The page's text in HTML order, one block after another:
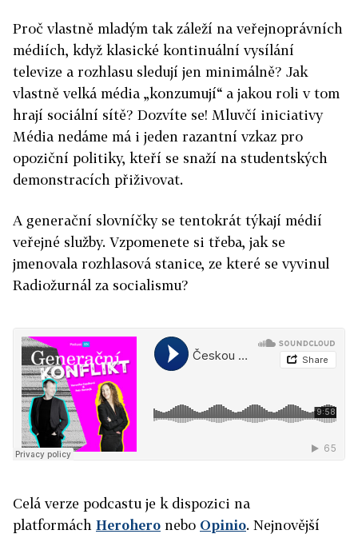
Proč vlastně mladým tak záleží na veřejnoprávních
médiích, když klasické kontinuální vysílání
televize a rozhlasu sledují jen minimálně? Jak
vlastně velká média „konzumují“ a jakou roli v tom
hrají sociální sítě? Dozvíte se! Mluvčí iniciativy
Média nedáme má i jeden razantní vzkaz pro
opoziční politiky, kteří se snaží na studentských
demonstracích přiživovat.
A generační slovníčky se tentokrát týkají médií
veřejné služby. Vzpomenete si třeba, jak se
jmenovala rozhlasová stanice, ze které se vyvinul
Radiožurnál za socialismu?
Celá verze podcastu je k dispozici na
platformách Herohero nebo Opinio. Nejnovější